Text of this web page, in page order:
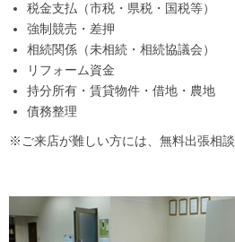
税金支払（市税・県税・国税等）
強制競売・差押
相続関係（未相続・相続協議会）
リフォーム資金
持分所有・賃貸物件・借地・農地
債務整理
※ご来店が難しい方には、無料出張相談